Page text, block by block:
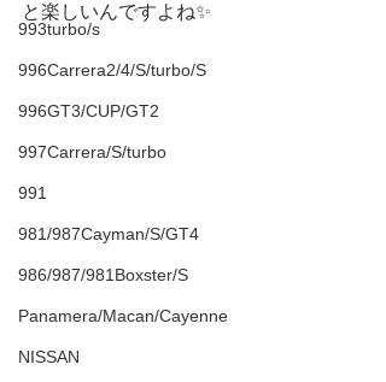
993turbo/s
996Carrera2/4/S/turbo/S
996GT3/CUP/GT2
997Carrera/S/turbo
991
981/987Cayman/S/GT4
986/987/981Boxster/S
Panamera/Macan/Cayenne
NISSAN
と楽しいんですよね✨